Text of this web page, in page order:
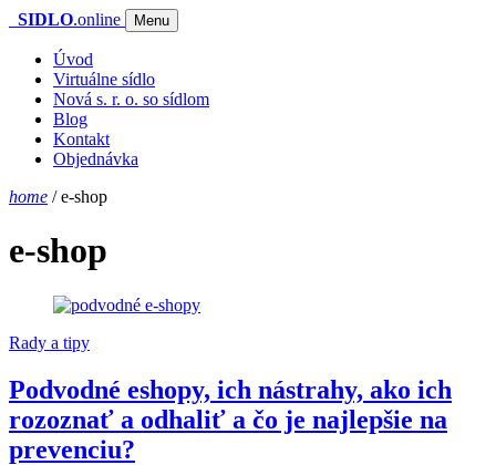
SIDLO.online Menu
Úvod
Virtuálne sídlo
Nová s. r. o. so sídlom
Blog
Kontakt
Objednávka
home /e-shop
e-shop
Rady a tipy
Podvodné eshopy, ich nástrahy, ako ich
rozoznať a odhaliť a čo je najlepšie na
prevenciu?